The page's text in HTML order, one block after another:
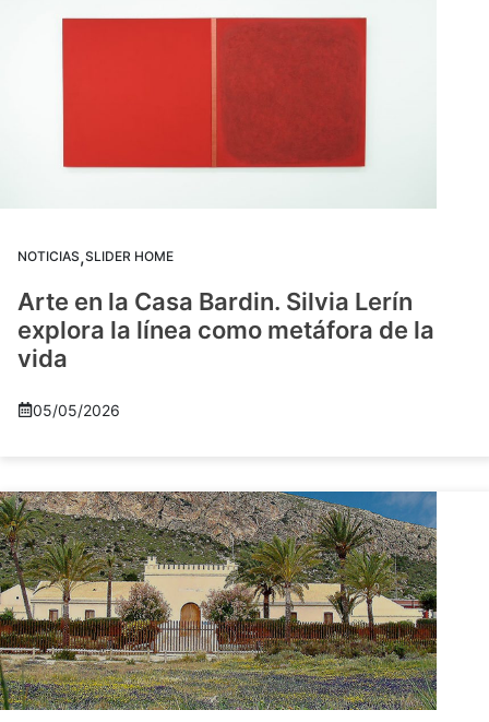
NOTICIAS,SLIDER HOME
Arte en la Casa Bardin. Silvia Lerín
explora la línea como metáfora de la
vida
05/05/2026